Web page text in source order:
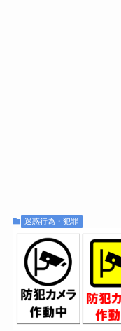
迷惑行為・犯罪